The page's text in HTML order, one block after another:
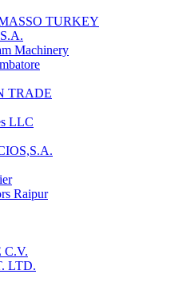
TURKEY
Machinery
TRADE
LLC
Raipur
C.V.
LTD.